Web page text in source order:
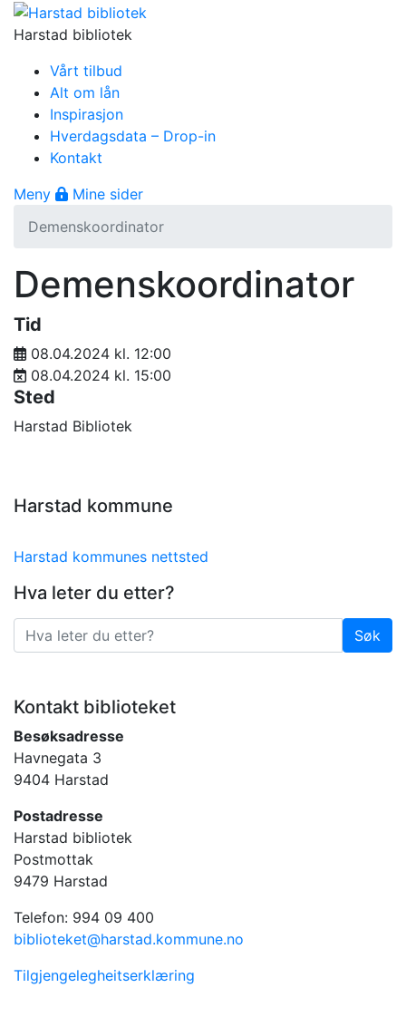
Gå til innhold
Harstad bibliotek
Vårt tilbud
Alt om lån
Inspirasjon
Hverdagsdata – Drop-in
Kontakt
Meny Åpne meny
Mine sider
Demenskoordinator
Demenskoordinator
Tid
08.04.2024 kl. 12:00
08.04.2024 kl. 15:00
Sted
Harstad Bibliotek
Harstad kommune
Harstad kommunes nettsted
Hva leter du etter?
Søk
Søk
Kontakt biblioteket
Besøksadresse
Havnegata 3
9404 Harstad
Postadresse
Harstad bibliotek
Postmottak
9479 Harstad
Telefon: 994 09 400
biblioteket@harstad.kommune.no
Tilgjengelegheitserklæring